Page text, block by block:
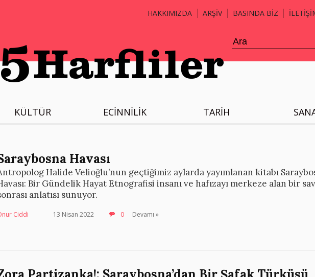
HAKKIMIZDA ARŞİV BASINDA BİZ
KÜLTÜR ECİNNİLİK TARİH
Havası
Halide Velioğlu’nun geçtiğimiz aylarda yayımlanan kitabı
Bir Gündelik Hayat Etnografisi insanı ve hafızayı merkeze alan bir
anlatısı sunuyor.
Ciddi 13 Nisan 2022 0 Devamı »